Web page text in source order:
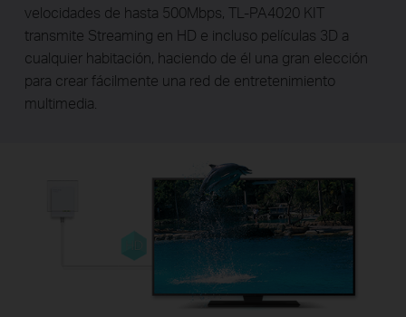
velocidades de hasta 500Mbps, TL-PA4020 KIT
transmite Streaming en HD e incluso películas 3D a
cualquier habitación, haciendo de él una gran elección
para crear fácilmente una red de entretenimiento
multimedia.